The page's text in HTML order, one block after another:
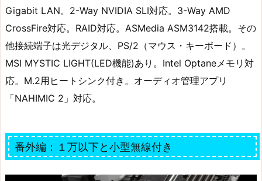
Gigabit LAN。2-Way NVIDIA SLI対応。3-Way AMD
CrossFire対応。RAID対応。ASMedia ASM3142搭載。その
他接続端子は光デジタル、PS/2（マウス・キーボード）。
MSI MYSTIC LIGHT(LED機能)あり。Intel Optaneメモリ対
応。M.2用ヒートシンク付き。オーディオ管理アプリ
「NAHIMIC 2」対応。
番外編：１万以下と小型無線付き